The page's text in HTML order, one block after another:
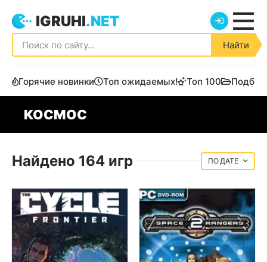
IGRUHI.NET
Найти
Горячие новинки Топ ожидаемых! Топ 100
КОСМОС
Найдено 164 игр ДАТЕ